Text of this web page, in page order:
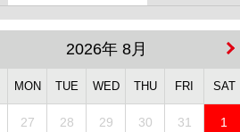
2026年 8月
MON TUE WED THU FRI SAT
27 28 29 30 31 1